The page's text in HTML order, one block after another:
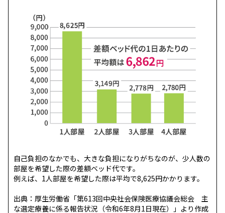
自己負担のなかでも、大きな負担になりがちなのが、少人数の
部屋を希望した際の差額ベッド代です。
例えば、1人部屋を希望した際は平均で8,625円かかります。
出典：厚生労働省「第613回中央社会保険医療協議会総会 主
な選定療養に係る報告状況（令和6年8月1日現在）」より作成